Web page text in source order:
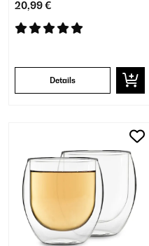
20,99 €
Details